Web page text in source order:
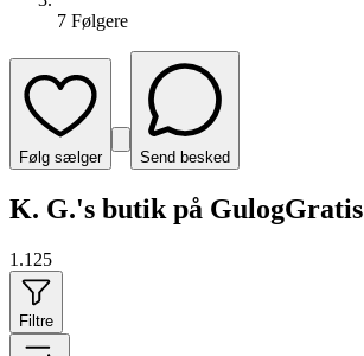
7 Følgere
Følg sælger Send besked
K. G.'s butik på GulogGratis
1.125
Filtre